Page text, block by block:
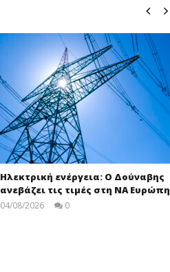
Ηλεκτρική ενέργεια: Ο Δούναβης
ανεβάζει τις τιμές στη ΝΑ Ευρώπη
04/08/2026 0